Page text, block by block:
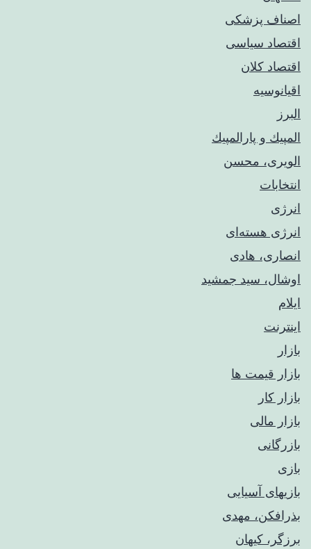
اصناف پزشکی
اقتصاد سیاسی
اقتصاد کلان
اقیانوسیه
البرز
المپيك و پارالمپيك
الویری، محسن
انتخابات
انرژی
انرژی هسته‌ای
انصاری، هادی
اوشال، سید جمشید
ایلام
اینترنت
بازار
بازار قیمت ها
بازار کار
بازار مالی
بازرگانی
بازی
بازیهای آسیایی
بذرافکن، مهدی
برزگر، کیهان